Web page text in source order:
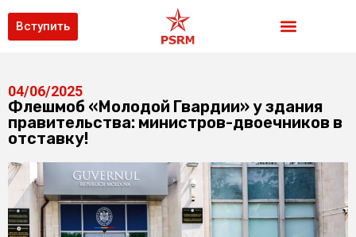
Вступить
04/06/2025
Флешмоб «Молодой Гвардии» у здания
правительства: министров-двоечников в
отставку!